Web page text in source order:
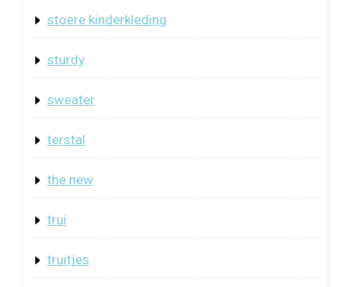
stoere kinderkleding
sturdy
sweater
terstal
the new
trui
truitjes